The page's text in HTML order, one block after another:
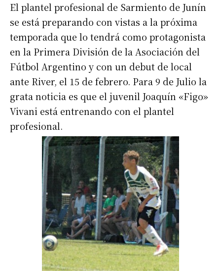
El plantel profesional de Sarmiento de Junín
se está preparando con vistas a la próxima
temporada que lo tendrá como protagonista
en la Primera División de la Asociación del
Fútbol Argentino y con un debut de local
ante River, el 15 de febrero. Para 9 de Julio la
grata noticia es que el juvenil Joaquín «Figo»
Vivani está entrenando con el plantel
profesional.